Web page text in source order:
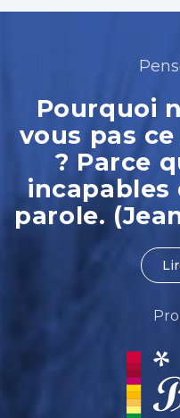
Pourquoi
vous pas
? Parce
incapables
parole.